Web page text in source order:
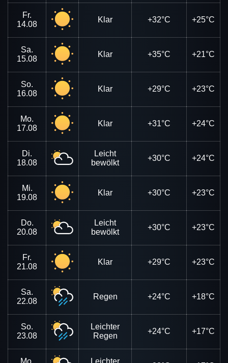
Fr.
14.08
Klar +32°C +25°C
Sa.
15.08
Klar +35°C +21°C
So.
16.08
Klar +29°C +23°C
Mo.
17.08
Klar +31°C +24°C
Di.
18.08
Leicht
bewölkt
+30°C +24°C
Mi.
19.08
Klar +30°C +23°C
Do.
20.08
Leicht
bewölkt
+30°C +23°C
Fr.
21.08
Klar +29°C +23°C
Sa.
22.08
Regen +24°C +18°C
So.
23.08
Leichter
Regen
+24°C +17°C
Mo. Leichter